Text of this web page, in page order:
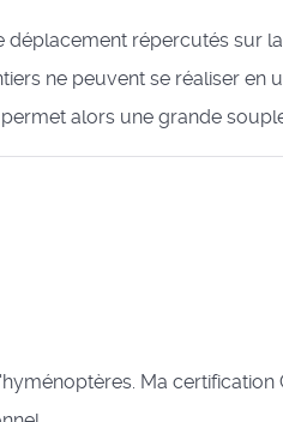
répercutés sur
ne peuvent se réaliser en
alors une grande
Ma